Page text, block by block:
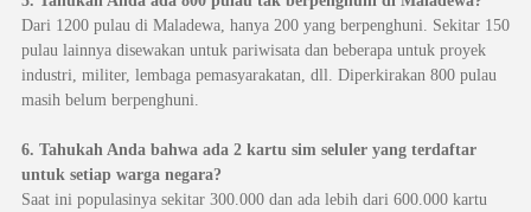
Dari 1200 pulau di Maladewa, hanya 200 yang berpenghuni. Sekitar 150
pulau lainnya disewakan untuk pariwisata dan beberapa untuk proyek
industri, militer, lembaga pemasyarakatan, dll. Diperkirakan 800 pulau
masih belum berpenghuni.
6. Tahukah Anda bahwa ada 2 kartu sim seluler yang terdaftar
untuk setiap warga negara?
Saat ini populasinya sekitar 300.000 dan ada lebih dari 600.000 kartu